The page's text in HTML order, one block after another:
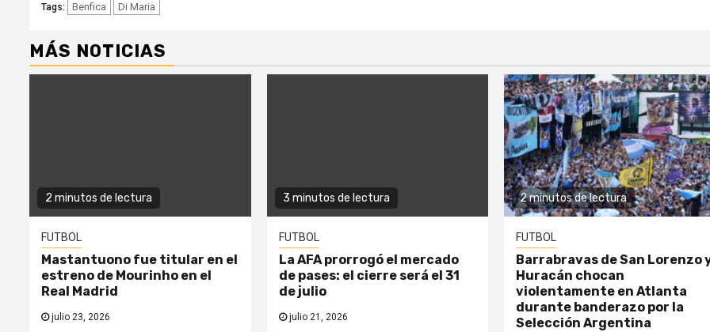
Tags: Benfica Di Maria
MÁS NOTICIAS
2 minutos de lectura
FUTBOL
Mastantuono fue titular en el
estreno de Mourinho en el
Real Madrid
julio 23, 2026
3 minutos de lectura
FUTBOL
La AFA prorrogó el mercado
de pases: el cierre será el 31
de julio
julio 21, 2026
2 minutos de lectura
FUTBOL
Barrabravas de San Lorenzo
Huracán chocan
violentamente en Atlanta
durante banderazo por la
Selección Argentina